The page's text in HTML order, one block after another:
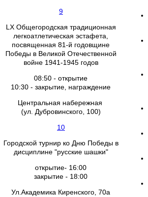
9
LX Общегородская традиционная
легкоатлетическая эстафета,
посвященная 81-й годовщине
Победы в Великой Отечественной
войне 1941-1945 годов
08:50 - открытие
10:30 - закрытие, награждение
Центральная набережная
(ул. Дубровинского, 100)
10
Городской турнир ко Дню Победы в
дисциплине "русские шашки"
открытие- 16:00
закрытие - 18:00
Ул.Академика Киренского, 70а